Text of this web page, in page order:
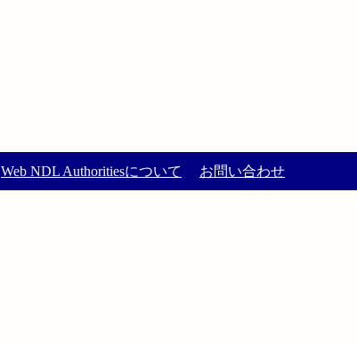
Web NDL Authoritiesについて お問い合わせ